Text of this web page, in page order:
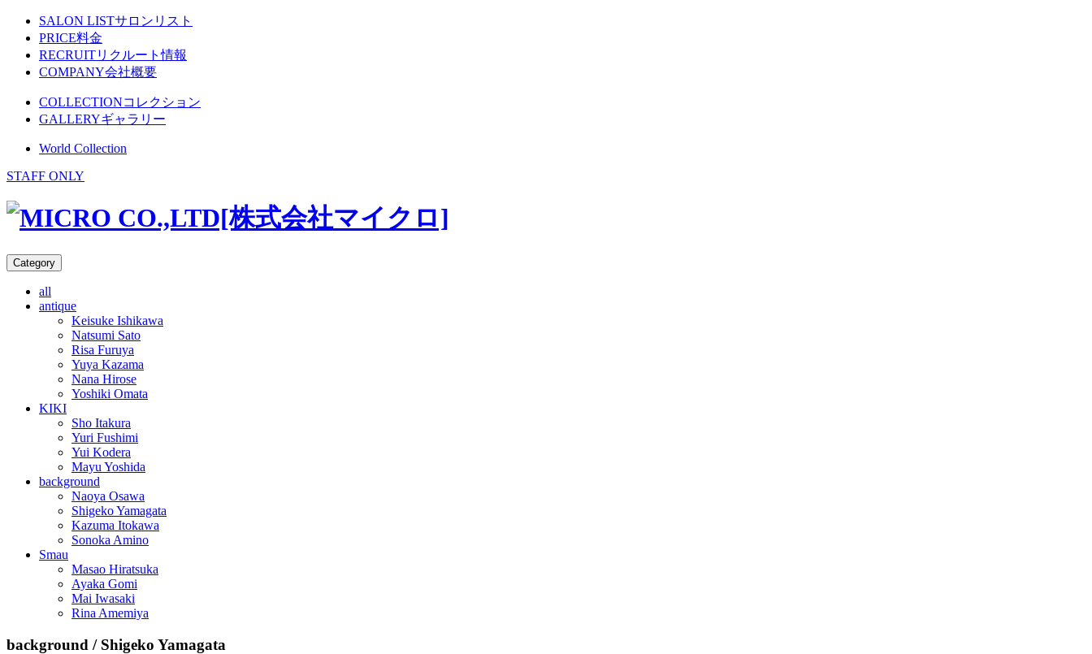
SALON LISTサロンリスト
PRICE料金
RECRUITリクルート情報
COMPANY会社概要
COLLECTIONコレクション
GALLERYギャラリー
World Collection
STAFF ONLY
Category コ
ン
ツ
へ
ス
キ
ッ
プ
all
antique
Keisuke Ishikawa
Natsumi Sato
Risa Furuya
Yuya Kazama
Nana Hirose
Yoshiki Omata
KIKI
Sho Itakura
Yuri Fushimi
Yui Kodera
Mayu Yoshida
background
Naoya Osawa
Shigeko Yamagata
Kazuma Itokawa
Sonoka Amino
Smau
Masao Hiratsuka
Ayaka Gomi
Mai Iwasaki
Rina Amemiya
background / Shigeko Yamagata